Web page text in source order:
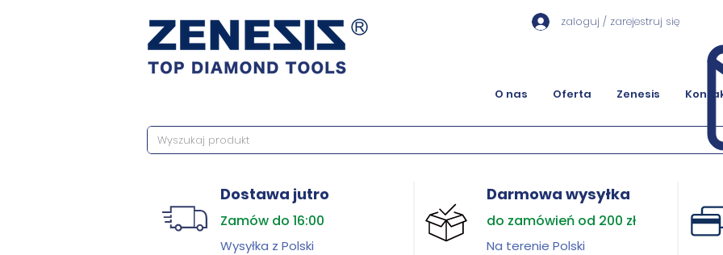
O nas Oferta Zenesis
zaloguj / zarejestruj się
Dostawa jutro
Zamów do 16:00
Wysyłka z Polski
Darmowa wysyłka
do zamówień od 200 zł
Na terenie Polski